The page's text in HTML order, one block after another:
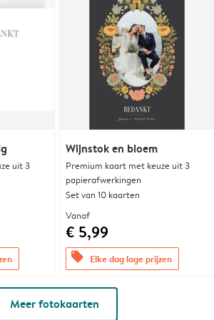
uit 3
Wijnstok en bloem
Premium kaart met keuze uit 3
papierafwerkingen
Set van 10 kaarten
Vanaf
€ 5,99
offers Elke dag lage prijzen
Meer fotokaarten